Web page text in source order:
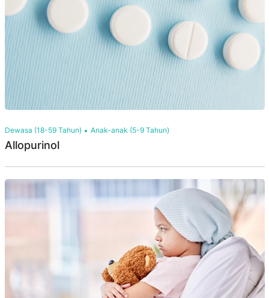
Dewasa (18-59 Tahun) Anak-anak (5-9 Tahun)
Allopurinol